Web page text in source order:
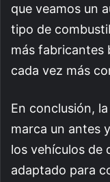
que veamos un
tipo de
más fabricantes
cada vez más
En conclusión,
marca un antes
los vehículos de
adaptado para